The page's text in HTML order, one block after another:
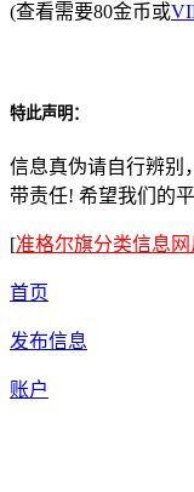
(查看需要80金币或
特此声明：
信息真伪请自行辨别
带责任! 希望我们的
[准格尔旗分类信息
首页
发布信息
账户